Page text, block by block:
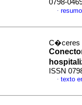
0798-
·
C�ceres
ISSN
· texto